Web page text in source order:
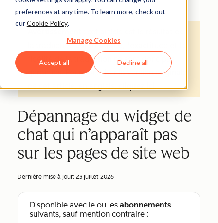
preferences at any time. To learn more, check out
ourCookie Policy.
Manage Cookies
Accept all Decline all
la traduction automatique, l'exactitude et la
fidélité de la traduction ne sont donc pas
garanties.Pour consulter la version originale
de cet article, en anglais,cliquez ici.
Dépannage du widget de
chat qui n’apparaît pas
sur les pages de site web
Dernière mise à jour: 23 juillet 2026
Disponible avec le ou les abonnements
suivants, sauf mention contraire :